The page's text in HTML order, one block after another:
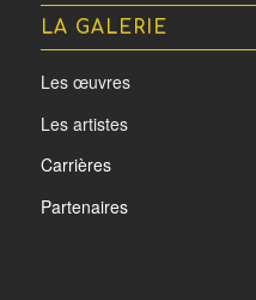
LA GALERIE
Les œuvres
Les artistes
Carrières
Partenaires